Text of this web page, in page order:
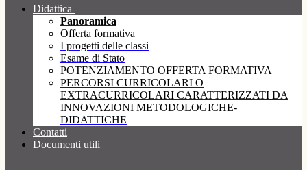
Didattica
Panoramica
Offerta formativa
I progetti delle classi
Esame di Stato
POTENZIAMENTO OFFERTA FORMATIVA
PERCORSI CURRICOLARI O
EXTRACURRICOLARI CARATTERIZZATI DA
INNOVAZIONI METODOLOGICHE-
DIDATTICHE
Contatti
Documenti utili